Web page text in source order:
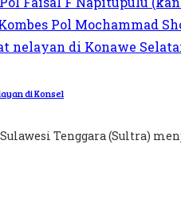
di Konsel
Tenggara (Sultra)